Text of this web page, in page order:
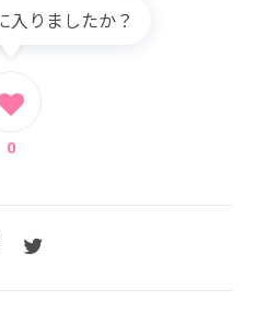
入りましたか？
0